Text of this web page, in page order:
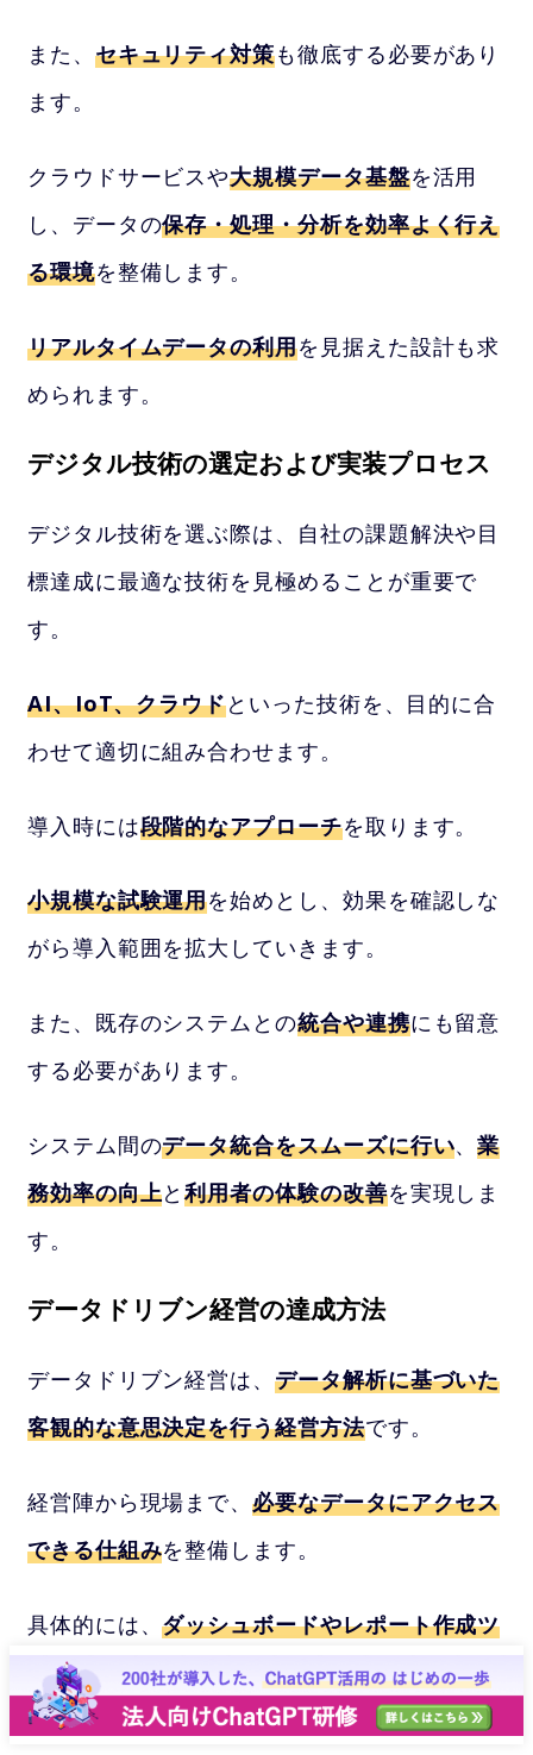
また、 セキュリティ対策も徹底する必要があり
ます。
クラウドサービスや大規模データ基盤を活用
し、データの保存・処理・分析を効率よく行え
る環境を整備します。
リアルタイムデータの利用を見据えた設計も求
められます。
デジタル技術の選定および実装プロセス
デジタル技術を選ぶ際は、自社の課題解決や目
標達成に最適な技術を見極めることが重要で
す。
AI、IoT、クラウドといった技術を、目的に合
わせて適切に組み合わせます。
導入時には段階的なアプローチを取ります。
小規模な試験運用を始めとし、効果を確認しな
がら導入範囲を拡大していきます。
また、既存のシステムとの統合や連携にも留意
する必要があります。
システム間のデータ統合をスムーズに行い、業
務効率の向上と利用者の体験の改善を実現しま
す。
データドリブン経営の達成方法
データドリブン経営は、データ解析に基づいた
客観的な意思決定を行う経営方法です。
経営陣から現場まで、必要なデータにアクセス
できる仕組みを整備します。
具体的には、ダッシュボードやレポート作成ツ
ールを利用して、経営指標や業務のKPIをリア
ルタイムで視覚化します。